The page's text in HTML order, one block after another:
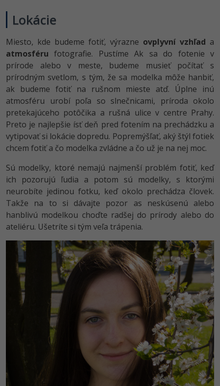
Viac
Fórum
Windows
Príbehy absolventov
Blog
Médiá
Kariéra
Lokácie
Miesto, kde budeme fotiť, výrazne ovplyvní vzhľad a
atmosféru fotografie. Pustíme Ak sa do fotenie v
prírode alebo v meste, budeme musieť počítať s
prírodným svetlom, s tým, že sa modelka môže hanbiť,
ak budeme fotiť na rušnom mieste atď. Úplne inú
atmosféru urobí poľa so slnečnicami, príroda okolo
pretekajúceho potôčika a rušná ulice v centre Prahy.
Preto je najlepšie ísť deň pred fotením na prechádzku a
vytipovať si lokácie dopredu. Popremýšľať, aký štýl fotiek
chcem fotiť a čo modelka zvládne a čo už je na nej moc.
Sú modelky, ktoré nemajú najmenší problém fotiť, keď
ich pozorujú ľudia a potom sú modelky, s ktorými
neurobíte jedinou fotku, keď okolo prechádza človek.
Takže na to si dávajte pozor as neskúsenú alebo
hanblivú modelkou choďte radšej do prírody alebo do
ateliéru. Ušetríte si tým veľa trápenia.